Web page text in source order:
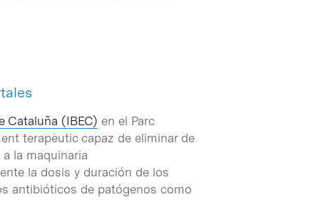
Cataluña (IBEC) en el Parc
terapèutic capaz de eliminar de
la maquinaria
la dosis y duración de los
antibióticos de patógenos como